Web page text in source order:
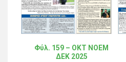
Φύλ. 159 – ΟΚΤ ΝΟΕΜ
ΔΕΚ 2025